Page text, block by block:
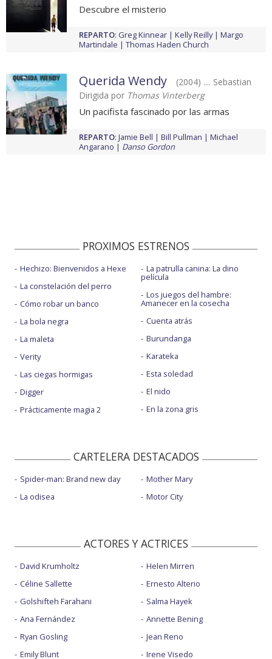
Descubre el misterio
REPARTO: Greg Kinnear Kelly Reilly
Margo
Martindale
Thomas Haden Church
Querida Wendy
(2004) .... Sebastian
Dirigida por Thomas Vinterberg
Un pacifista fascinado por las armas
REPARTO: Jamie Bell Bill Pullman
Michael
Angarano
Danso Gordon
PROXIMOS ESTRENOS
Hechizo: Bienvenidos a Hexe
La constelación del perro
Cómo robar un banco
La bola negra
La maleta
Verity
Las ciegas hormigas
Digger
Prácticamente magia 2
La patrulla canina: La dino
película
Los juegos del hambre:
Amanecer en la cosecha
Cuenta atrás
Burundanga
Karateka
Esta soledad
El nido
En la zona gris
CARTELERA DESTACADOS
Spider-man: Brand new day
La odisea
Mother Mary
Motor City
ACTORES Y ACTRICES
David Krumholtz
Céline Sallette
Golshifteh Farahani
Ana Fernández
Ryan Gosling
Emily Blunt
Helen Mirren
Ernesto Alterio
Salma Hayek
Annette Bening
Jean Reno
Irene Visedo